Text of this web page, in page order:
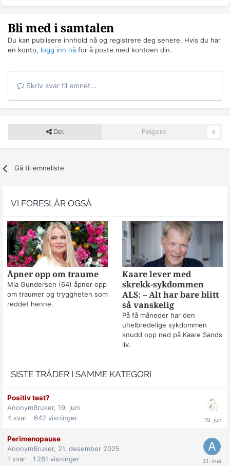
Bli med i samtalen
Du kan publisere innhold nå og registrere deg senere. Hvis du har
en konto, logg inn nå for å poste med kontoen din.
Skriv svar til emnet...
Del Følgere 0
Gå til emneliste
VI FORESLÅR OGSÅ
Åpner opp om traume
Mia Gundersen (64) åpner opp
om traumer og tryggheten som
reddet henne.
Kaare lever med
skrekk-sykdommen
ALS: – Alt har bare blitt
så vanskelig
På få måneder har den
uhelbredelige sykdommen
snudd opp ned på Kaare Sands
liv.
SISTE TRÅDER I SAMME KATEGORI
Positiv test?
AnonymBruker, 19. juni
4 svar 642 visninger
Perimenopause
AnonymBruker, 21. desember 2025
1 svar 1 281 visninger